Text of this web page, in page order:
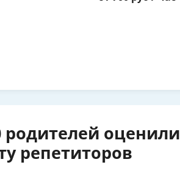
родителей оценили
репетиторов